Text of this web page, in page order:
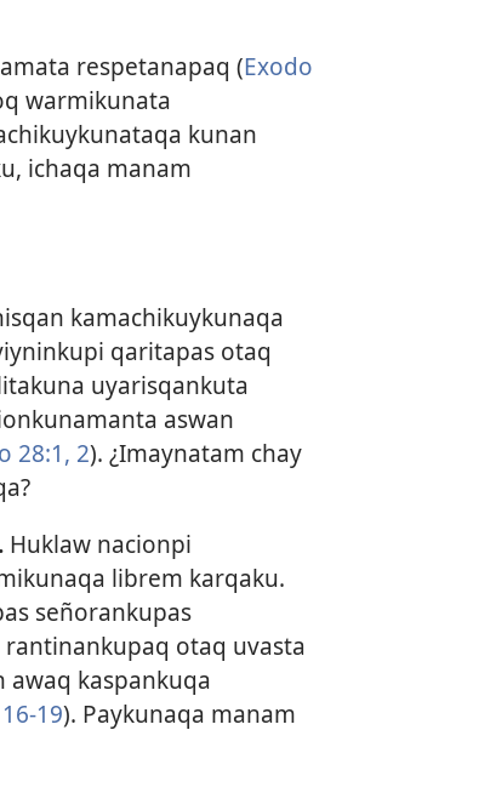
respetanapaq (Exodo
warmikunata
kunan
ichaqa manam
kamachikuykunaqa
qaritapas otaq
uyarisqankuta
aswan
28:1, 2). ¿Imaynatam chay
Huklaw nacionpi
librem karqaku.
señorankupas
otaq uvasta
kaspankuqa
16-19). Paykunaqa manam